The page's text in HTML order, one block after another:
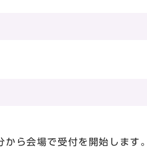
会場で受付を開始します。